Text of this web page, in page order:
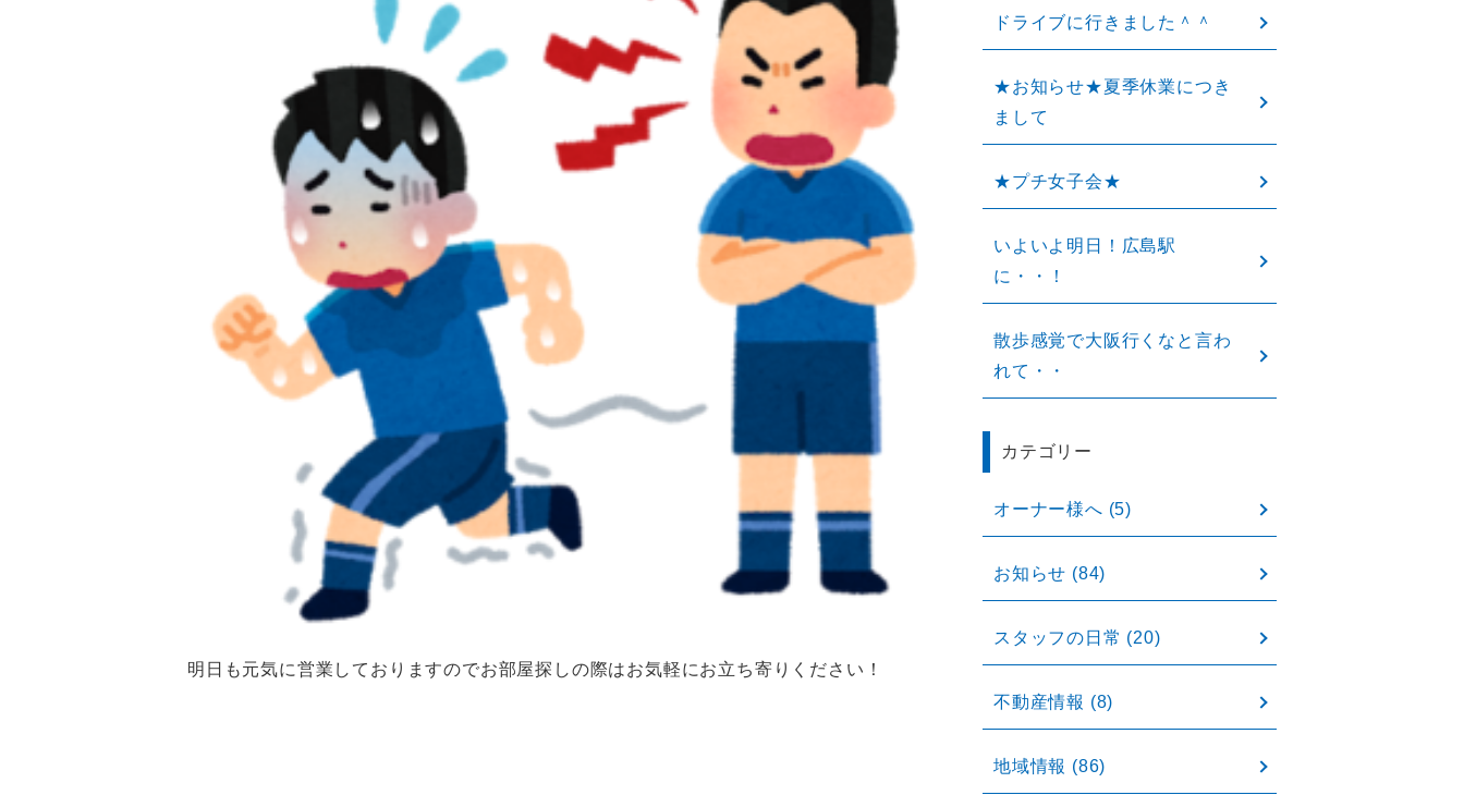
明日も元気に営業しておりますのでお部屋探しの際はお気軽にお立ち寄りください！
ドライブに行きました＾＾
★お知らせ★夏季休業につき
まして
★プチ女子会★
いよいよ明日！広島駅
に・・！
散歩感覚で大阪行くなと言わ
れて・・
カテゴリー
オーナー様へ (5)
お知らせ (84)
スタッフの日常 (20)
不動産情報 (8)
地域情報 (86)